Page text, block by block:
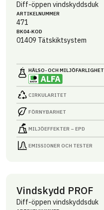
Diff-öppen vindskyddsduk
ARTIKEL­NUMMER
471
BK04-KOD
01409 Tätskiktsystem
HÄLSO- OCH MILJÖ­FARLIGHET
CIRKULARITET
FÖRNYBARHET
MILJÖEFFEKTER – EPD
EMISSIONER OCH TESTER
Vindskydd PROF
Diff-öppen vindskyddsduk